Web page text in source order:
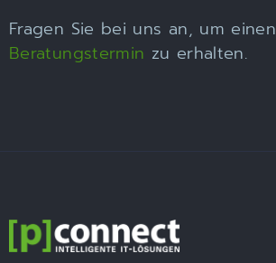
Fragen Sie bei uns an, um einen
Beratungstermin zu erhalten.